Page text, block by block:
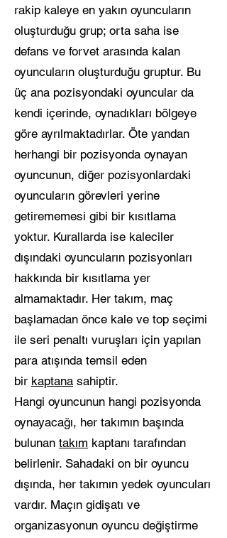
rakip kaleye en yakın oyuncuların
oluşturduğu grup; orta saha ise
defans ve forvet arasında kalan
oyuncuların oluşturduğu gruptur. Bu
üç ana pozisyondaki oyuncular da
kendi içerinde, oynadıkları bölgeye
göre ayrılmaktadırlar. Öte yandan
herhangi bir pozisyonda oynayan
oyuncunun, diğer pozisyonlardaki
oyuncuların görevleri yerine
getirememesi gibi bir kısıtlama
yoktur. Kurallarda ise kaleciler
dışındaki oyuncuların pozisyonları
hakkında bir kısıtlama yer
almamaktadır. Her takım, maç
başlamadan önce kale ve top seçimi
ile seri penaltı vuruşları için yapılan
para atışında temsil eden
bir kaptana sahiptir.
Hangi oyuncunun hangi pozisyonda
oynayacağı, her takımın başında
bulunan takım kaptanı tarafından
belirlenir. Sahadaki on bir oyuncu
dışında, her takımın yedek oyuncuları
vardır. Maçın gidişatı ve
organizasyonun oyuncu değiştirme